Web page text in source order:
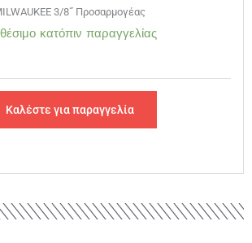
3/8˝ Προσαρμογέας
κατόπιν παραγγελίας
Καλέστε για παραγγελία